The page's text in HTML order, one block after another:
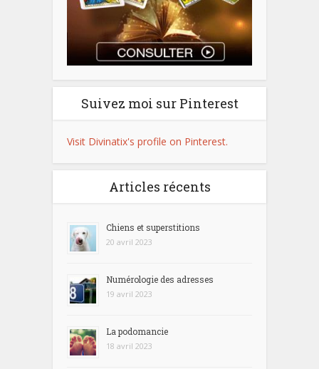
Suivez moi sur Pinterest
Visit Divinatix's profile on Pinterest.
Articles récents
Chiens et superstitions
20 avril 2023
Numérologie des adresses
19 avril 2023
La podomancie
18 avril 2023